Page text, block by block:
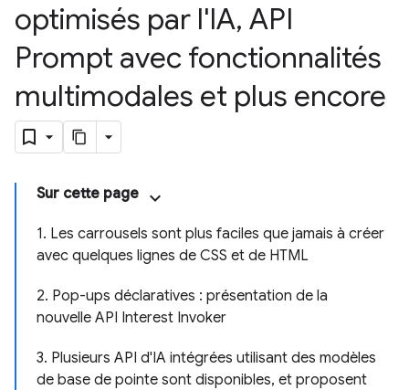
optimisés par l'IA, API
Prompt avec fonctionnalités
multimodales et plus encore
Sur cette page
1. Les carrousels sont plus faciles que jamais à créer
avec quelques lignes de CSS et de HTML
2. Pop-ups déclaratives : présentation de la
nouvelle API Interest Invoker
3. Plusieurs API d'IA intégrées utilisant des modèles
de base de pointe sont disponibles, et proposent